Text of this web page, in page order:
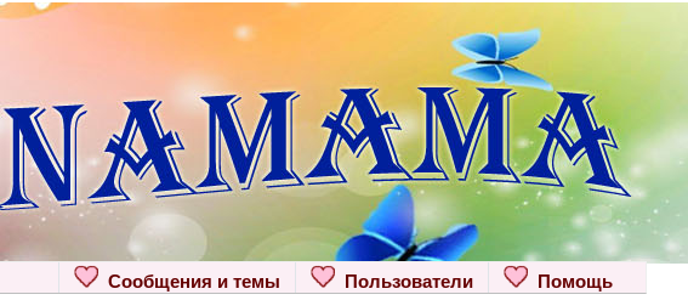
Помощь
Пользователи
Сообщения и темы